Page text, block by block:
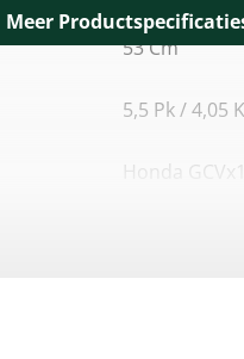
53 Cm
5,5 Pk / 4,05
Honda
Meer